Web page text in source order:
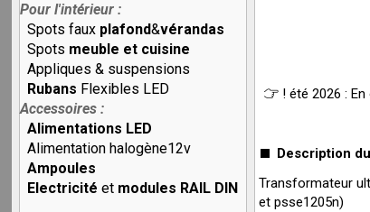
Pour l'intérieur :
Spots faux plafond&vérandas
Spots meuble et cuisine
Appliques & suspensions
Rubans Flexibles LED
Accessoires :
Alimentations LED
Alimentation halogène12v
Ampoules
Electricité et modules RAIL DIN
! été 2026 : En
Description
Transformateur
et psse1205n)